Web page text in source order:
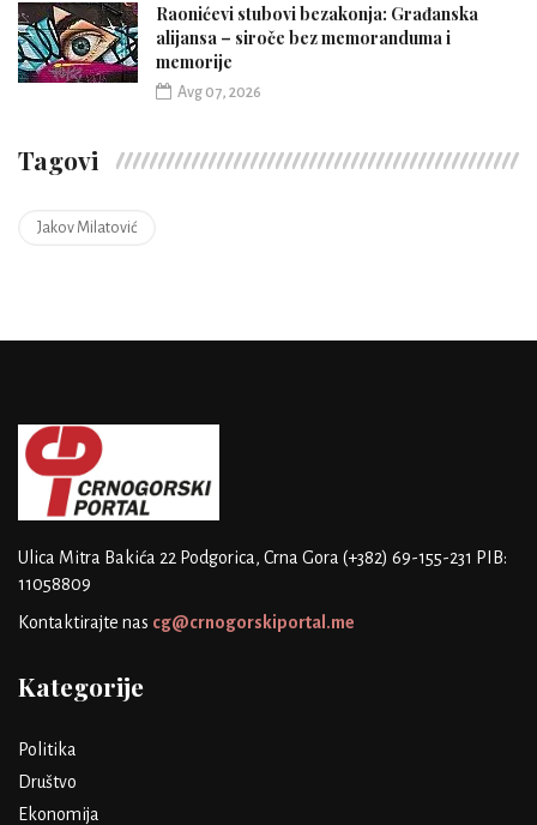
Raonićevi stubovi bezakonja: Građanska
alijansa – siroče bez memoranduma i
memorije
Avg 07, 2026
Tagovi
Jakov Milatović
Ulica Mitra Bakića 22 Podgorica, Crna Gora (+382) 69-155-231 PIB:
11058809
Kontaktirajte nas cg@crnogorskiportal.me
Kategorije
Politika
Društvo
Ekonomija